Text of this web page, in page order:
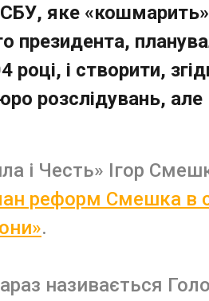
яке «кошмарить»
президента,
і створити,
розслідувань,
і Честь» Ігор
реформ Смешка в
.
називається